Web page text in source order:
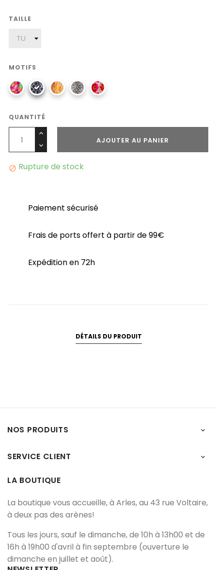
TAILLE
MOTIFS
QUANTITÉ
AJOUTER AU PANIER
 Rupture de stock
Paiement sécurisé
Frais de ports offert à partir de 99€
Expédition en 72h
DÉTAILS DU PRODUIT
NOS PRODUITS 
SERVICE CLIENT 
LA BOUTIQUE
La boutique vous accueille, à Arles, au 43 rue Voltaire,
à deux pas des arènes!
Tous les jours, sauf le dimanche, de 10h à 13h00 et de
16h à 19h00 d'avril à fin septembre (ouverture le
dimanche en juillet et août).